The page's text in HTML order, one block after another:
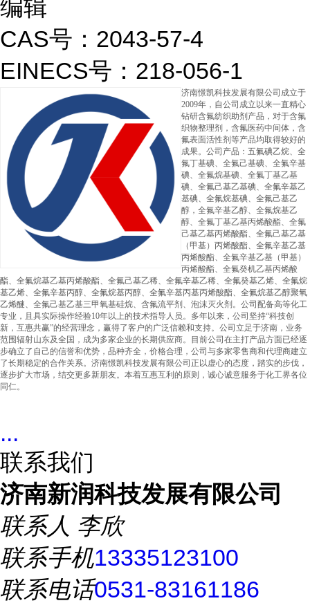
编辑
CAS号：2043-57-4
EINECS号：218-056-1
济南憬凯科技发展有限公司成立于
2009年，自公司成立以来一直精心
钻研含氟纺织助剂产品，对于含氟
织物整理剂，含氟医药中间体，含
氟表面活性剂等产品均取得较好的
成果。公司产品：五氟碘乙烷、全
氟丁基碘、全氟己基碘、全氟辛基
碘、全氟烷基碘、全氟丁基乙基
碘、全氟己基乙基碘、全氟辛基乙
基碘、全氟烷基碘、全氟己基乙
醇，全氟辛基乙醇、全氟烷基乙
醇、全氟丁基乙基丙烯酸酯、全氟
己基乙基丙烯酸酯、全氟己基乙基
（甲基）丙烯酸酯、全氟辛基乙基
丙烯酸酯、全氟辛基乙基（甲基）
丙烯酸酯、全氟癸机乙基丙烯酸
酯、全氟烷基乙基丙烯酸酯、全氟己基乙稀、全氟辛基乙稀、全氟癸基乙烯、全氟烷
基乙烯、全氟辛基丙醇、全氟烷基丙醇、全氟辛基丙基丙烯酸酯、全氟烷基乙醇聚氧
乙烯醚、全氟己基乙基三甲氧基硅烷、含氟流平剂、泡沫灭火剂。公司配备高等化工
专业，且具实际操作经验10年以上的技术指导人员。多年以来，公司坚持“科技创
新，互惠共赢”的经营理念，赢得了客户的广泛信赖和支持。公司立足于济南，业务
范围辐射山东及全国，成为多家企业的长期供应商。目前公司在主打产品方面已经逐
步确立了自己的信誉和优势，品种齐全，价格合理，公司与多家零售商和代理商建立
了长期稳定的合作关系。济南憬凯科技发展有限公司正以虚心的态度，踏实的步伐，
逐步扩大市场，结交更多新朋友。本着互惠互利的原则，诚心诚意服务于化工界各位
同仁。
...
联系我们
济南新润科技发展有限公司
联系人 李欣
联系手机13335123100
联系电话0531-83161186